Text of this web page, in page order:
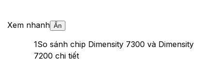
Xem nhanh Ẩn
1So sánh chip Dimensity 7300 và Dimensity
7200 chi tiết